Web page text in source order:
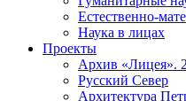
Естественно-
Наука в лицах
Проекты
Архив «Лицея».
Русский Север
Архитектура